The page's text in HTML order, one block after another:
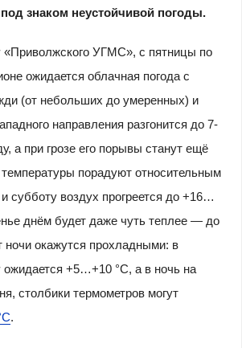
знаком неустойчивой погоды.
«Приволжского УГМС», с пятницы по
ожидается облачная погода с
(от небольших до умеренных) и
направления разгонится до 7-
а при грозе его порывы станут ещё
порадуют относительным
субботу воздух прогреется до +16…
днём будет даже чуть теплее — до
окажутся прохладными: в
ожидается +5…+10 °C, а в ночь на
столбики термометров могут
.